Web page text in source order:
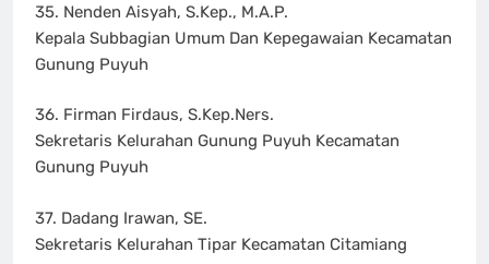
35. Nenden Aisyah, S.Kep., M.A.P.
Kepala Subbagian Umum Dan Kepegawaian Kecamatan
Gunung Puyuh
36. Firman Firdaus, S.Kep.Ners.
Sekretaris Kelurahan Gunung Puyuh Kecamatan
Gunung Puyuh
37. Dadang Irawan, SE.
Sekretaris Kelurahan Tipar Kecamatan Citamiang